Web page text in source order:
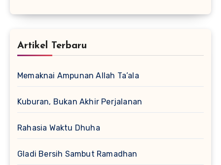
Artikel Terbaru
Memaknai Ampunan Allah Ta’ala
Kuburan, Bukan Akhir Perjalanan
Rahasia Waktu Dhuha
Gladi Bersih Sambut Ramadhan